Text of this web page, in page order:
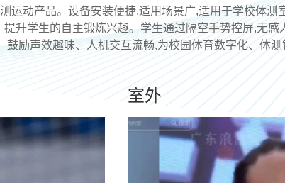
运动产品。设备安装便捷,适用场景广,适用于学校体
升学生的自主锻炼兴趣。学生通过隔空手势控屏,无
励声效趣味、人机交互流畅,为校园体育数字化、体
室外